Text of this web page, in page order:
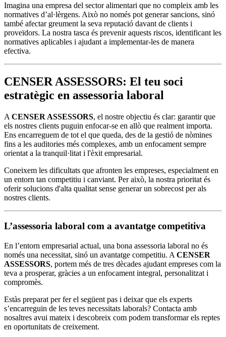
Imagina una empresa del sector alimentari que no compleix amb les
normatives d’al·lèrgens. Això no només pot generar sancions, sinó
també afectar greument la seva reputació davant de clients i
proveïdors. La nostra tasca és prevenir aquests riscos, identificant les
normatives aplicables i ajudant a implementar-les de manera
efectiva.
CENSER ASSESSORS: El teu soci
estratègic en assessoria laboral
A CENSER ASSESSORS, el nostre objectiu és clar: garantir que
els nostres clients puguin enfocar-se en allò que realment importa.
Ens encarreguem de tot el que queda, des de la gestió de nòmines
fins a les auditories més complexes, amb un enfocament sempre
orientat a la tranquil·litat i l'èxit empresarial.
Coneixem les dificultats que afronten les empreses, especialment en
un entorn tan competitiu i canviant. Per això, la nostra prioritat és
oferir solucions d'alta qualitat sense generar un sobrecost per als
nostres clients.
L’assessoria laboral com a avantatge competitiva
En l’entorn empresarial actual, una bona assessoria laboral no és
només una necessitat, sinó un avantatge competitiu. A CENSER
ASSESSORS, portem més de tres dècades ajudant empreses com la
teva a prosperar, gràcies a un enfocament integral, personalitzat i
compromès.
Estàs preparat per fer el següent pas i deixar que els experts
s’encarreguin de les teves necessitats laborals? Contacta amb
nosaltres avui mateix i descobreix com podem transformar els reptes
en oportunitats de creixement.